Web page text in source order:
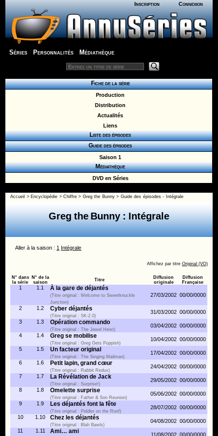
Inscription Connexion
Séries Personnalités Médiathèque
Fiche de la série
Production
Distribution
Actualités
Liens
Liste des épisodes
Guide des épisodes
Saison 1
Médiathèque
DVD en Séries
Accueil > Encyclopédie >Chiffre > Greg the Bunny> Guide des épisodes - Intégrale
Greg the Bunny : Intégrale
Aller à la saison : 1 Intégrale
Affichez par titre Original (VO)
N° dans
la série
N° de la
saison
Titre
Diffusion
originale
Diffusion
Française
1 1.1 À la gare de déjantés
(Titre original : Welcome to Sweetknuckle
Junction)
27/03/2002 00/00/0000
2 1.2 Cyber déjantés
(Titre original : SK-2.0)
31/03/2002 00/00/0000
3
1.3 Opération commando
(Titre original : The Jewel Heist)
03/04/2002 00/00/0000
4
1.4 Greg se mobilise
(Titre original : Greg Gets Puppish)
10/04/2002 00/00/0000
5
1.5 Un facteur original
(Titre original : The Singing Mailman)
17/04/2002 00/00/0000
6
1.6 Petit lapin, grand cœur
(Titre original : Rabbit Redux)
24/04/2002 00/00/0000
7
1.7 La Révélation de Jack
(Titre original : Surprise!)
29/05/2002 00/00/0000
8
1.8 Omelette surprise
(Titre original : Father & Son Reunion)
05/06/2002 00/00/0000
9
1.9 Les déjantés font la fête
(Titre original : Piddler on the Roof)
28/07/2002 00/00/0000
10
1.10 Chez les déjantés
(Titre original : Blah Bawls)
04/08/2002 00/00/0000
11
1.11 Ami… ami 11/08/2002 00/00/0000